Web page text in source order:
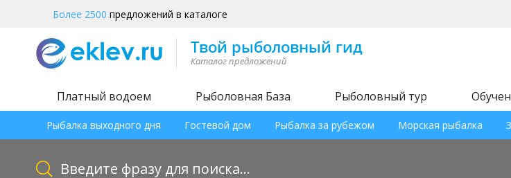
Более 2500 предложений в каталоге
Платный водоем Рыболовная База Рыболовный тур
Рыбалка выходного дня Гостевой дом Рыбалка за рубежом Морская рыбалка